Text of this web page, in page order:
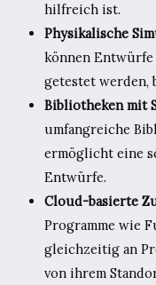
hilfreich ist.
Physikalische
können
getestet werden,
Bibliotheken mit
umfangreiche
ermöglicht eine
Entwürfe.
Cloud-basierte
Programme wie
gleichzeitig an
von ihrem